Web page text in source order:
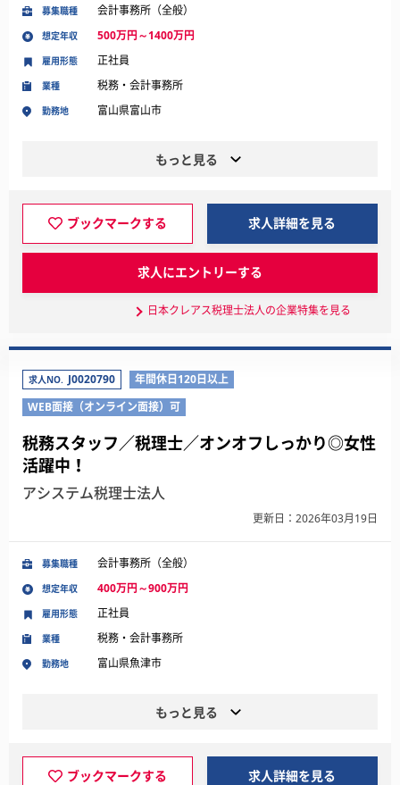
募集職種 会計事務所（全般）
想定年収 500万円～1400万円
業種 税務・会計事務所
勤務地 富山県富山市
雇用形態 正社員
もっと見る
ブックマークする 求人詳細を見る
求人にエントリーする
日本クレアス税理士法人の企業特集を見る
求人NO. J0020790
年間休日120日以上
WEB面接（オンライン面接）可
税務スタッフ／税理士／オンオフしっかり◎女性
活躍中！
アシステム税理士法人
更新日：2026年03月19日
募集職種 会計事務所（全般）
想定年収 400万円～900万円
業種 税務・会計事務所
勤務地 富山県魚津市
雇用形態 正社員
もっと見る
ブックマークする 求人詳細を見る